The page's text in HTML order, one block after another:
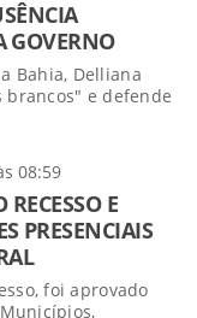
GOVERNO
Bahia, Delliana
brancos" e defende
08:59
E
PRESENCIAIS
foi aprovado